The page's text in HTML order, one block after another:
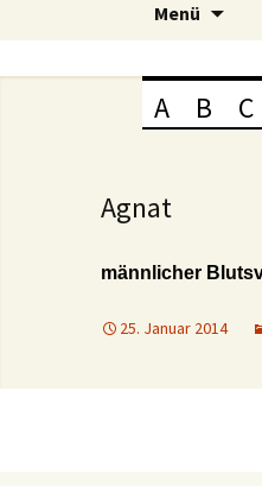
Menü
A B C
Agnat
männlicher
25. Januar 2014